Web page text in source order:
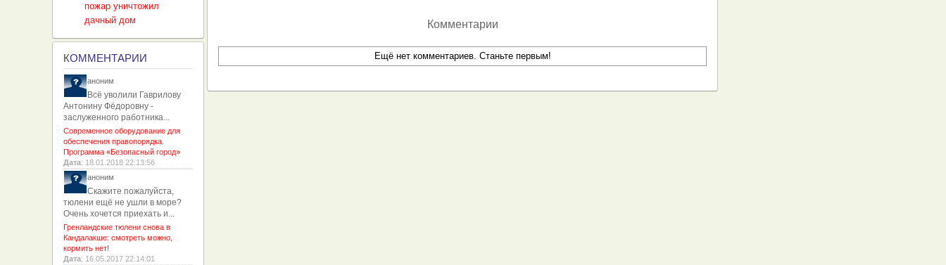
Комментарии
Ещё нет комментариев. Станьте первым!
пожар уничтожил
дачный дом
КОММЕНТАРИИ
аноним
Всё уволили Гаврилову
Антонину Фёдоровну -
заслуженного работника...
Современное оборудование для
обеспечения правопорядка.
Программа «Безопасный город»
Дата: 18.01.2018 22:13:56
аноним
Скажите пожалуйста,
тюлени ещё не ушли в море?
Очень хочется приехать и...
Гренландские тюлени снова в
Кандалакше: смотреть можно,
кормить нет!
Дата: 16.05.2017 22:14:01